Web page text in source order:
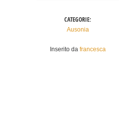
CATEGORIE:
Ausonia
Inserito da francesca